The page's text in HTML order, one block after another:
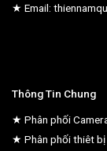
★ Email:
Thông Tin Chung
★ Phân phối
★ Phân phối thiêt bị